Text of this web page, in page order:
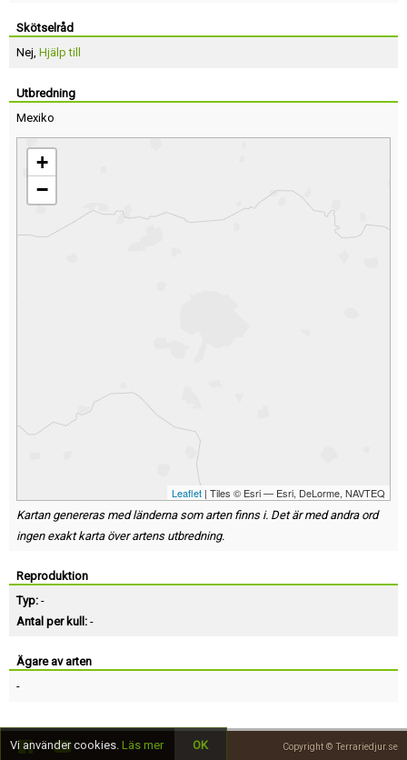
Skötselråd
Nej, Hjälp till
Utbredning
Mexiko
+
−
Leaflet | Tiles © Esri — Esri, DeLorme, NAVTEQ
Kartan genereras med länderna som arten finns i. Det är med andra ord
ingen exakt karta över artens utbredning.
Reproduktion
Typ: -
Antal per kull: -
Ägare av arten
-
Copyright © Terrariedjur.se
Vi använder cookies. Läs mer OK